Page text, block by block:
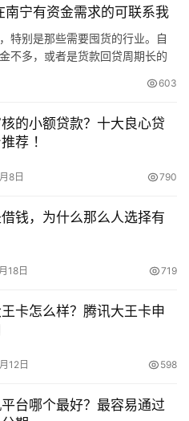
宁有资金需求的可联系我
特别是那些需要囤货的行业。自
不多，或者是货款回贷周期长的
603
的小额贷款？十大良心贷
荐 ！
8日 790
钱，为什么那么人选择有
18日 719
卡怎么样？腾讯大王卡申
12日 598
台哪个最好？最容易通过